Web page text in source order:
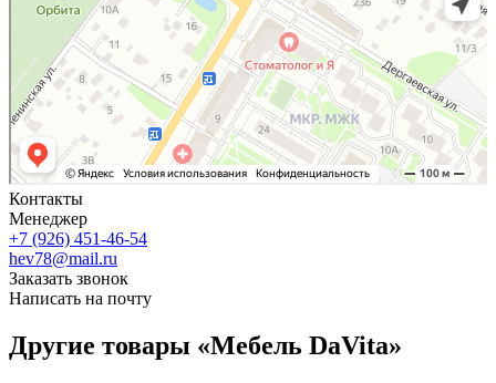
Контакты
Менеджер
+7 (926) 451-46-54
hev78@mail.ru
Заказать звонок
Написать на почту
Другие товары «Мебель DaVita»